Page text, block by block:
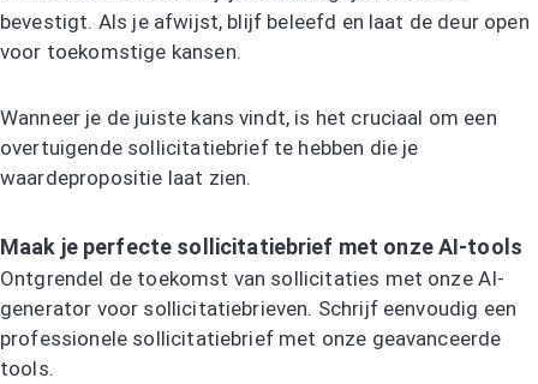
bevestigt. Als je afwijst, blijf beleefd en laat de deur open
voor toekomstige kansen.
Wanneer je de juiste kans vindt, is het cruciaal om een
overtuigende sollicitatiebrief te hebben die je
waardepropositie laat zien.
Maak je perfecte sollicitatiebrief met onze AI-tools
Ontgrendel de toekomst van sollicitaties met onze AI-
generator voor sollicitatiebrieven. Schrijf eenvoudig een
professionele sollicitatiebrief met onze geavanceerde
tools.